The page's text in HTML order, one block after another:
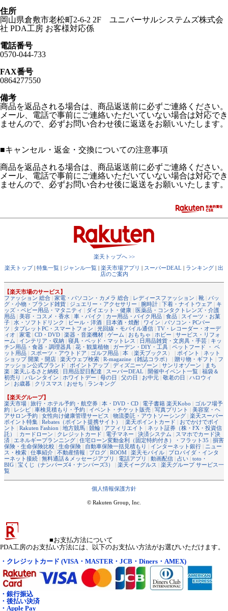
住所
岡山県倉敷市老松町2-6-2 2F ユニバーサルシステムズ株式会
社 PDA工房 お客様対応係
電話番号
0570-044-733
FAX番号
0864277550
備考
商品を返品される場合は、商品返送前に必ずご連絡ください。
メール、電話で事前にご連絡いただいていない場合は対応でき
ませんので、必ずお問い合わせ後に返送をお願いいたします。
■キャンセル・返金・交換についての注意事項
商品を返品される場合は、商品返送前に必ずご連絡ください。
メール、電話で事前にご連絡いただいていない場合は対応でき
ませんので、必ずお問い合わせ後に返送をお願いいたします。
楽天トップへ >>
楽天トップ| 特集一覧 | ジャンル一覧 | 楽天市場アプリ | スーパーDEAL | ランキング | 出
店のご案内
【楽天市場のサービス】
ファッション 総合 | 家電・パソコン・カメラ 総合 | レディースファッション | 靴 | バッ
グ・小物・ブランド雑貨 | ジュエリー・アクセサリー | 腕時計 | 下着・ナイトウェア | キ
ッズ・ベビー用品・マタニティ | ダイエット・健康 | 医薬品・コンタクトレンズ・介護
用品 | 美容・コスメ・香水 | 車・バイク | カー用品・バイク用品 | 食品 | スイーツ・お菓
子 | 水・ソフトドリンク | ビール・洋酒 | 日本酒・焼酎 | ワイン | パソコン・PCパー
ツ | タブレットPC・スマートフォン | 光回線・モバイル通信 | TV・レコーダー・オーデ
ィオ | 家電 | CD・DVD | 楽器・音楽機材 | ゲーム | おもちゃ | ホビー | サービス・リフォ
ーム | インテリア・収納 | 寝具・ベッド・マットレス | 日用品雑貨・文房具・手芸 | キッ
チン用品・食器・調理器具 | 花・観葉植物 | ガーデン・DIY・工具 | ペットフード ・ ペ
ット用品 | スポーツ・アウトドア | ゴルフ用品 | 本 （楽天ブックス ） | ポイント | ネット
ショップ 開業・開店 | 楽天ウェブ検索 | R-magazine（雑誌コラボ） | 贈り物・ギフト | フ
ァッション公式ブランド | ポイントアップ| ディズニーゾーン | サンリオゾーン | まち
楽 | 楽天ふるさと納税 | 日用品翌日配達 | スーパーDEAL | 開催中イベント一覧 | 福袋＆
初売り | バレンタイン | ホワイトデー | 母の日 | 父の日 | お中元 | 敬老の日 | ハロウィ
ン | お歳暮 | クリスマス | おせち | ランキング
【楽天グループ】
楽天市場 | 旅行・ホテル予約・航空券 | 本・DVD・CD | 電子書籍 楽天Kobo | ゴルフ場予
約 | レシピ | 車検見積もり・予約 | イベント・チケット販売 | 写真プリント | 美容室・ヘ
アサロン予約 | 女性向け健康管理サービス | 物流委託・アウトソーシング | 楽天スーパー
ポイント特集 | Rebates（ポイント提携サイト） | 楽天ポイントカード | おでかけでポイ
ント | Rakuten Fashion | 地方競馬 | 競輪 | アフィリエイト | ネット証券（株・FX・投資信
託）
| カードローン | クレジットカード | 電子マネー | 決済システム | スマホでカード決
済 | エネルギープランニング | 住宅ローン変動金利（固定特約付き）・フラット35 | 損害
保険・生命保険比較 | 生命保険 | 自動車保険一括見積もり | インターネット銀行 | ニュー
ス・検索 | 仕事紹介 | 不動産情報 | ブログ | ROOM | 楽天モバイル | プロバイダ・インタ
ーネット接続 | 無料通話＆メッセージアプリ | 電話アプリ | 動画配信 | 占い | toto・
BIG | 宝くじ（ナンバーズ4・ナンバーズ3） | 楽天イーグルス | 楽天グループ サービス一
覧
個人情報保護方針
© Rakuten Group, Inc.
■お支払方法について
PDA工房のお支払い方法には、以下のお支払い方法がお選びいただけます。
・クレジットカード (VISA・MASTER・JCB・Diners・AMEX)
・銀行振込
・後払い決済
・Apple Pay